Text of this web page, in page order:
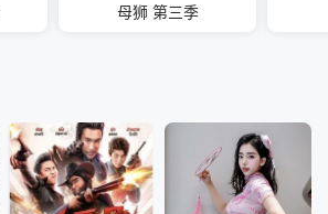
母狮 第三季